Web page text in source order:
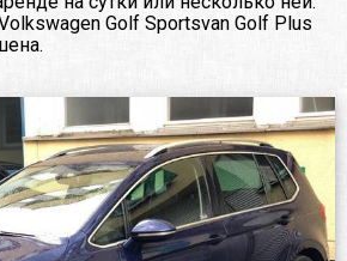
Golf Sportsvan Golf Plus